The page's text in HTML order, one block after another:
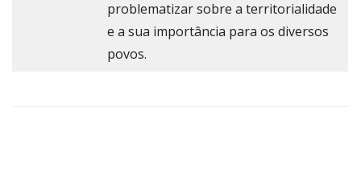
problematizar sobre a territorialidade
e a sua importância para os diversos
povos.